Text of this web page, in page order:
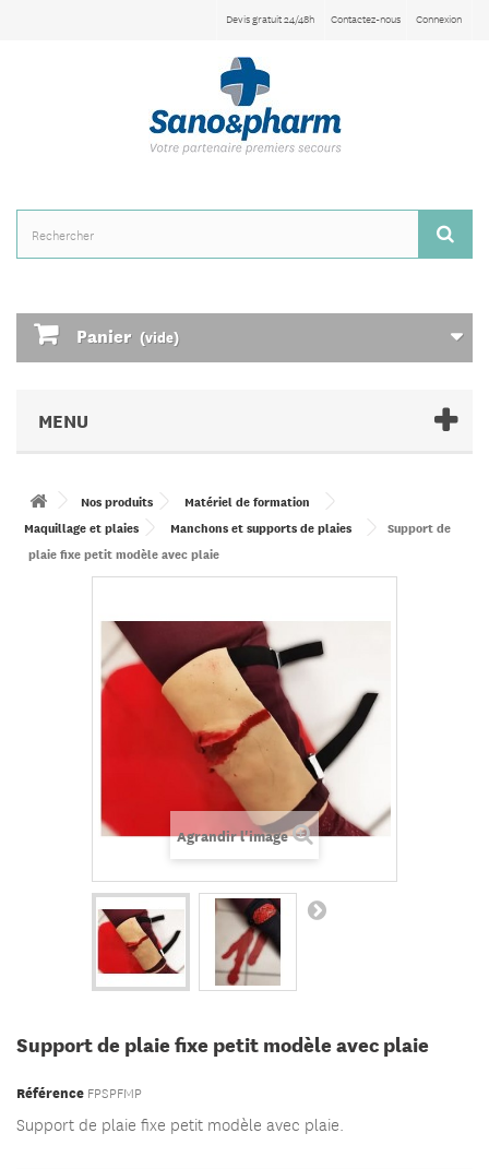
Connexion
Contactez-nous
Devis gratuit 24/48h
Panier (vide)
MENU
Nos produits
Matériel de formation
Maquillage et plaies
Manchons et supports de plaies
Support de
plaie fixe petit modèle avec plaie
Agrandir l'image
Support de plaie fixe petit modèle avec plaie
Référence FPSPFMP
Support de plaie fixe petit modèle avec plaie.